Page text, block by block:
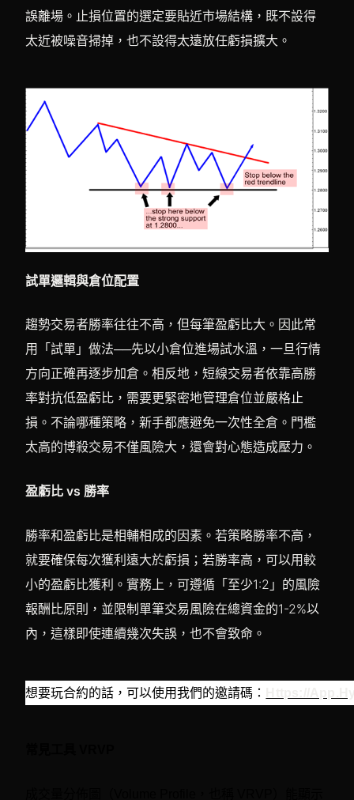
誤離場。止損位置的選定要貼近市場結構，既不設得
太近被噪音掃掉，也不設得太遠放任虧損擴大。
試單邏輯與倉位配置
趨勢交易者勝率往往不高，但每筆盈虧比大。因此常
用「試單」做法──先以小倉位進場試水溫，一旦行情
方向正確再逐步加倉。相反地，短線交易者依靠高勝
率對抗低盈虧比，需要更緊密地管理倉位並嚴格止
損。不論哪種策略，新手都應避免一次性全倉。門檻
太高的博殺交易不僅風險大，還會對心態造成壓力。
盈虧比 vs 勝率
勝率和盈虧比是相輔相成的因素。若策略勝率不高，
就要確保每次獲利遠大於虧損；若勝率高，可以用較
小的盈虧比獲利。實務上，可遵循「至少1:2」的風險
報酬比原則，並限制單筆交易風險在總資金的1-2%以
內，這樣即使連續幾次失誤，也不會致命。
想要玩合約的話，可以使用我們的邀請碼：